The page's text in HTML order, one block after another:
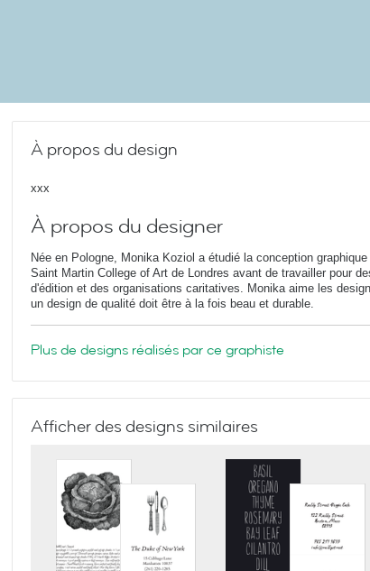
À propos du design
xxx
À propos du designer
Née en Pologne, Monika Koziol a étudié la conception graphique
Saint Martin College of Art de Londres avant de travailler pour
d'édition et des organisations caritatives. Monika aime les
un design de qualité doit être à la fois beau et durable.
Plus de designs réalisés par ce graphiste
Afficher des designs similaires